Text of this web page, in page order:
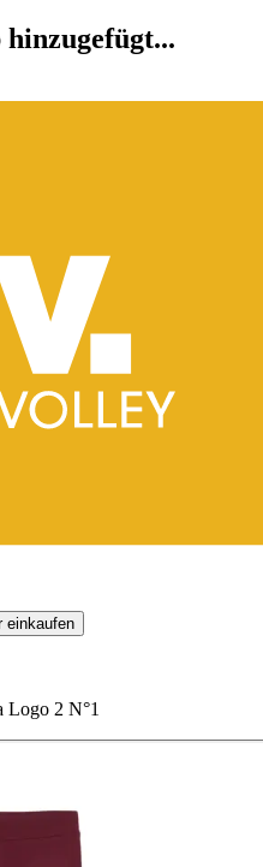
einkaufen
Logo 2 N°1